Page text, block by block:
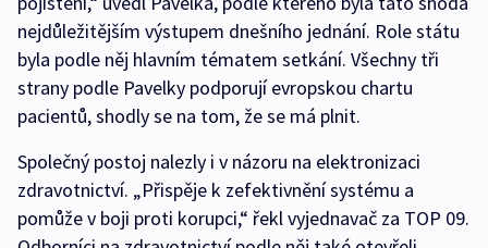
nejdůležitějším výstupem dnešního jednání. Role státu
byla podle něj hlavním tématem setkání. Všechny tři
strany podle Pavelky podporují evropskou chartu
pacientů, shodly se na tom, že se má plnit.
Společný postoj nalezly i v názoru na elektronizaci
zdravotnictví. „Přispěje k zefektivnění systému a
pomůže v boji proti korupci,“ řekl vyjednavač za TOP 09.